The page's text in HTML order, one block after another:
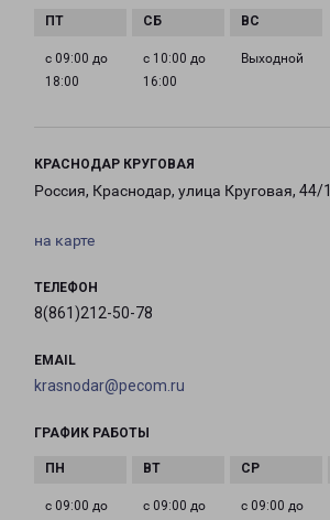
с 09:00 до
18:00
с 10:00 до
16:00
Выходной
КРАСНОДАР КРУГОВАЯ
Россия, Краснодар, улица Круговая, 44/1
на карте
ТЕЛЕФОН
8(861)212-50-78
EMAIL
krasnodar@pecom.ru
ГРАФИК РАБОТЫ
с 09:00 до
с 09:00 до
с 09:00 до